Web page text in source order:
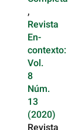
,
Revista
En-
contexto:
Vol.
8
Núm.
13
(2020)